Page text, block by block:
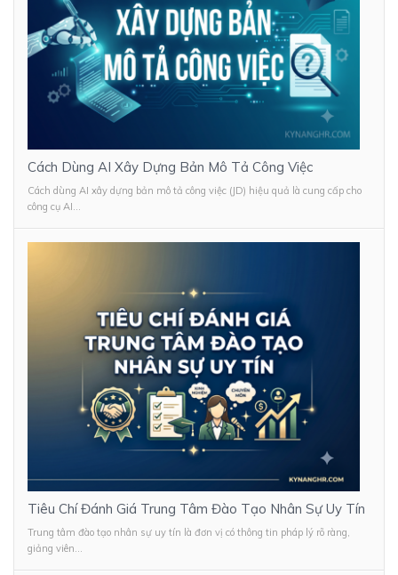
Cách Dùng AI Xây Dựng Bản Mô Tả Công Việc
Cách dùng AI xây dựng bản mô tả công việc (JD) hiệu quả là cung cấp cho
công cụ AI...
Tiêu Chí Đánh Giá Trung Tâm Đào Tạo Nhân Sự Uy Tín
Trung tâm đào tạo nhân sự uy tín là đơn vị có thông tin pháp lý rõ ràng,
giảng viên...